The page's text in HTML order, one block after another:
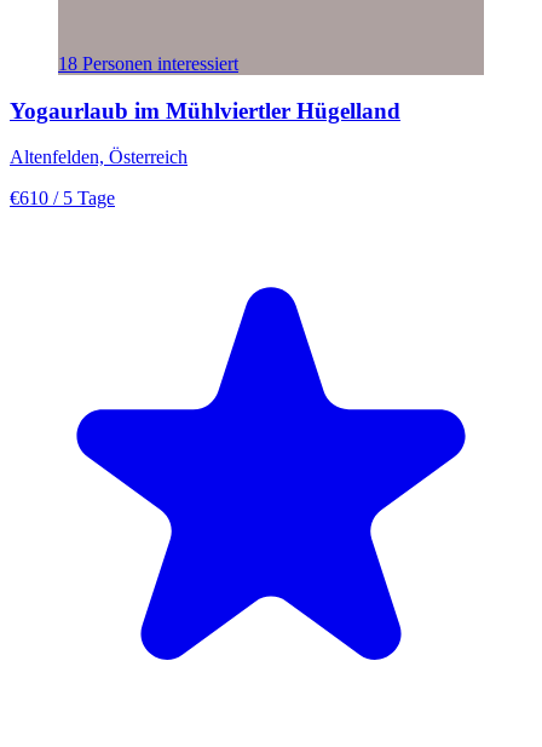
18 Personen interessiert
Yogaurlaub im Mühlviertler Hügelland
Altenfelden, Österreich
€610 / 5 Tage